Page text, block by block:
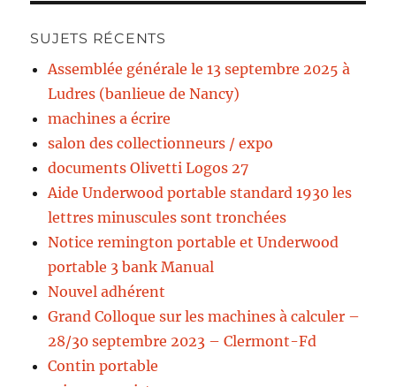
SUJETS RÉCENTS
Assemblée générale le 13 septembre 2025 à
Ludres (banlieue de Nancy)
machines a écrire
salon des collectionneurs / expo
documents Olivetti Logos 27
Aide Underwood portable standard 1930 les
lettres minuscules sont tronchées
Notice remington portable et Underwood
portable 3 bank Manual
Nouvel adhérent
Grand Colloque sur les machines à calculer –
28/30 septembre 2023 – Clermont-Fd
Contin portable